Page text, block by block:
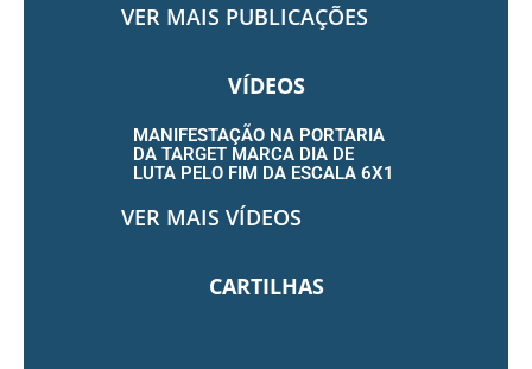
VER MAIS PUBLICAÇÕES
VÍDEOS
MANIFESTAÇÃO NA PORTARIA
DA TARGET MARCA DIA DE
LUTA PELO FIM DA ESCALA 6X1
VER MAIS VÍDEOS
CARTILHAS